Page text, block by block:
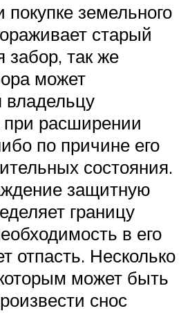
земельного
старый
забор, так же
может
владельцу
при расширении
по причине его
состояния.
защитную
границу
в его
отпасть. Несколько
может быть
снос